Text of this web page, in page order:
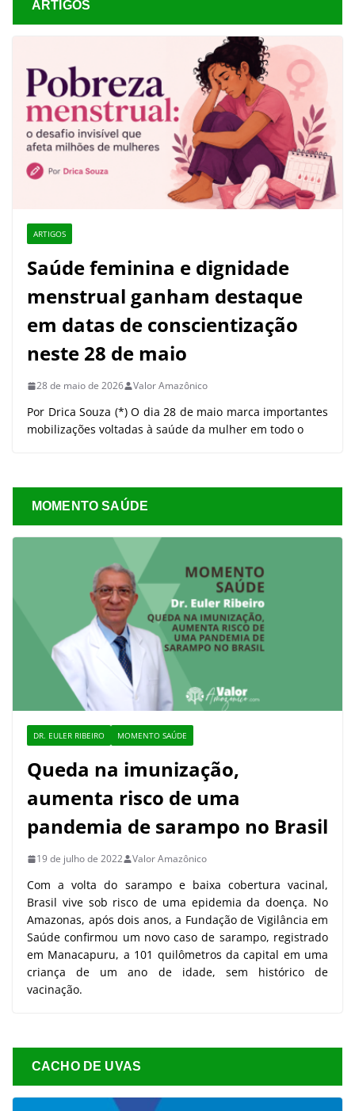
ARTIGOS
ARTIGOS
Saúde feminina e dignidade
menstrual ganham destaque
em datas de conscientização
neste 28 de maio
28 de maio de 2026 Valor Amazônico
Por Drica Souza (*) O dia 28 de maio marca importantes
mobilizações voltadas à saúde da mulher em todo o
MOMENTO SAÚDE
DR. EULER RIBEIRO MOMENTO SAÚDE
Queda na imunização,
aumenta risco de uma
pandemia de sarampo no Brasil
19 de julho de 2022 Valor Amazônico
Com a volta do sarampo e baixa cobertura vacinal,
Brasil vive sob risco de uma epidemia da doença. No
Amazonas, após dois anos, a Fundação de Vigilância em
Saúde confirmou um novo caso de sarampo, registrado
em Manacapuru, a 101 quilômetros da capital em uma
criança de um ano de idade, sem histórico de
vacinação.
CACHO DE UVAS